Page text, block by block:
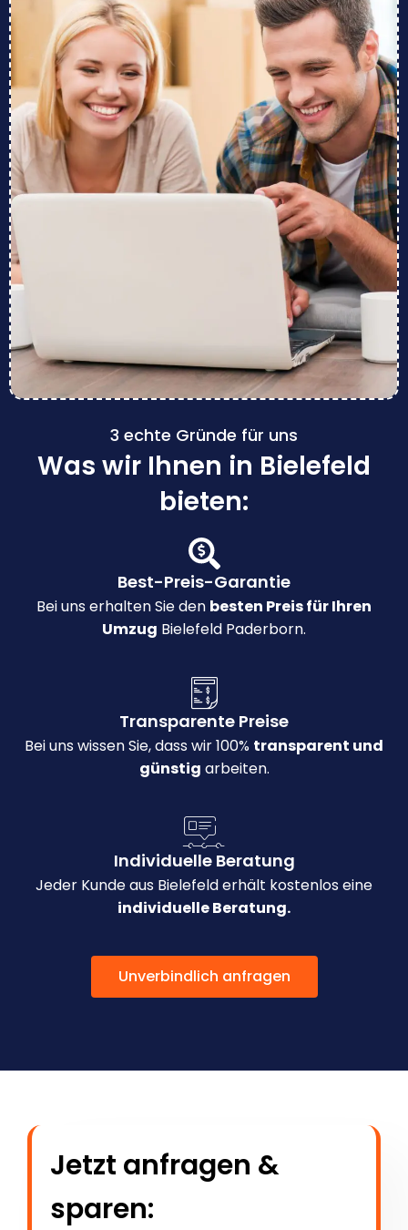
3 echte Gründe für uns
Was wir Ihnen in Bielefeld
bieten:
Best-Preis-Garantie
Bei uns erhalten Sie den besten Preis für Ihren
Umzug Bielefeld Paderborn.
Transparente Preise
Bei uns wissen Sie, dass wir 100% transparent und
günstig arbeiten.
Individuelle Beratung
Jeder Kunde aus Bielefeld erhält kostenlos eine
individuelle Beratung.
Unverbindlich anfragen
Jetzt anfragen &
sparen: